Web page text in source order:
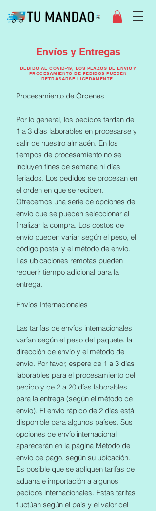
Envíos y Entregas
DEBIDO AL COVID-19, LOS PLAZOS DE ENVÍO Y
PROCESAMIENTO DE PEDIDOS PUEDEN
RETRASARSE LIGERAMENTE.
Procesamiento de Órdenes
Por lo general, los pedidos tardan de
1 a 3 días laborables en procesarse y
salir de nuestro almacén. En los
tiempos de procesamiento no se
incluyen fines de semana ni días
feriados. Los pedidos se procesan en
el orden en que se reciben.
Ofrecemos una serie de opciones de
envío que se pueden seleccionar al
finalizar la compra. Los costos de
envío pueden variar según el peso, el
código postal y el método de envío.
Las ubicaciones remotas pueden
requerir tiempo adicional para la
entrega.
Envíos Internacionales
Las tarifas de envíos internacionales
varían según el peso del paquete, la
dirección de envío y el método de
envío. Por favor, espere de 1 a 3 días
laborables para el procesamiento del
pedido y de 2 a 20 días laborables
para la entrega (según el método de
envío). El envío rápido de 2 días está
disponible para algunos países. Sus
opciones de envío internacional
aparecerán en la página Método de
envío de pago, según su ubicación.
Es posible que se apliquen tarifas de
aduana e importación a algunos
pedidos internacionales. Estas tarifas
fluctúan según el país y el valor del